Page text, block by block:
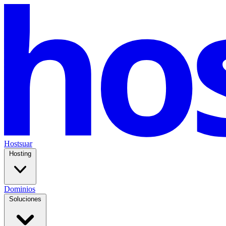
Hostsuar
Hosting
Dominios
Soluciones